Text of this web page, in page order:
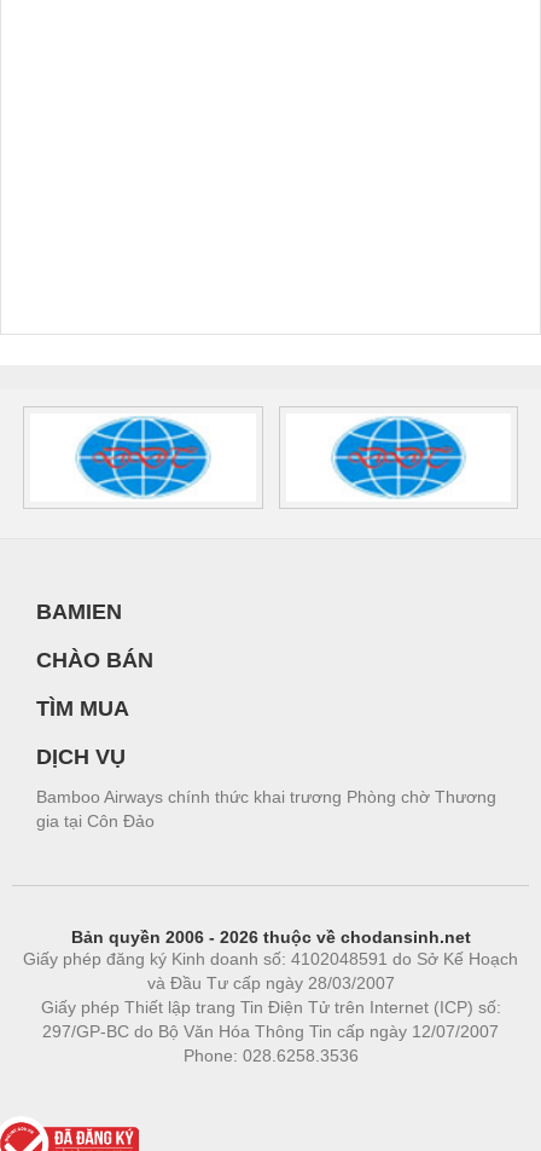
BAMIEN
CHÀO BÁN
TÌM MUA
DỊCH VỤ
Bamboo Airways chính thức khai trương Phòng chờ Thương
gia tại Côn Đảo
Bản quyền 2006 - 2026 thuộc về chodansinh.net
Giấy phép đăng ký Kinh doanh số: 4102048591 do Sở Kế Hoạch
và Đầu Tư cấp ngày 28/03/2007
Giấy phép Thiết lập trang Tin Điện Tử trên Internet (ICP) số:
297/GP-BC do Bộ Văn Hóa Thông Tin cấp ngày 12/07/2007
Phone: 028.6258.3536